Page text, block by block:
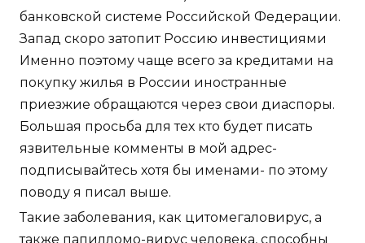
банковской системе Российской Федерации.
Запад скоро затопит Россию инвестициями
Именно поэтому чаще всего за кредитами на
покупку жилья в России иностранные
приезжие обращаются через свои диаспоры.
Большая просьба для тех кто будет писать
язвительные комменты в мой адрес-
подписывайтесь хотя бы именами- по этому
поводу я писал выше.
Такие заболевания, как цитомегаловирус, а
также папилломо-вирус человека, способны